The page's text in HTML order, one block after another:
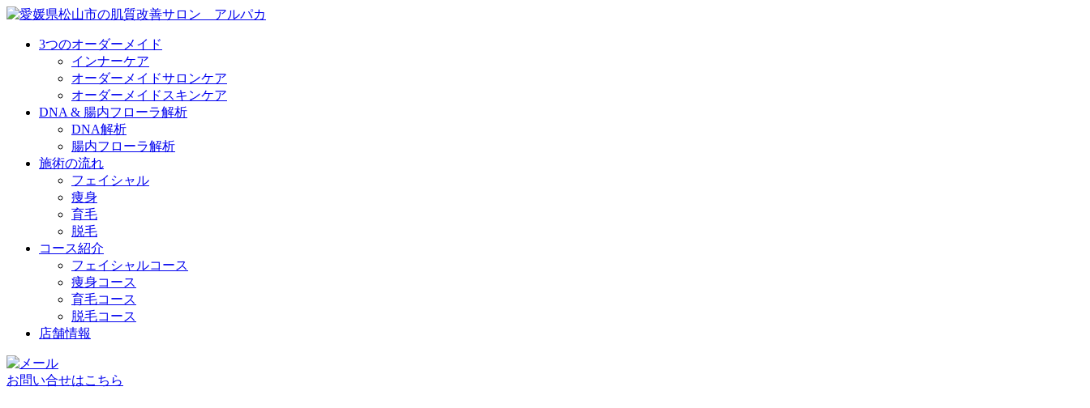
3つのオーダーメイド
インナーケア
オーダーメイドサロンケア
オーダーメイドスキンケア
DNA & 腸内フローラ解析
DNA解析
腸内フローラ解析
施術の流れ
フェイシャル
痩身
育毛
脱毛
コース紹介
フェイシャルコース
痩身コース
育毛コース
脱毛コース
店舗情報
お問い合せはこちら